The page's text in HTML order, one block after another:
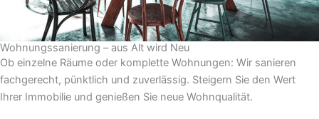
Wohnungssanierung – aus Alt wird Neu
Ob einzelne Räume oder komplette Wohnungen: Wir sanieren
fachgerecht, pünktlich und zuverlässig. Steigern Sie den Wert
Ihrer Immobilie und genießen Sie neue Wohnqualität.